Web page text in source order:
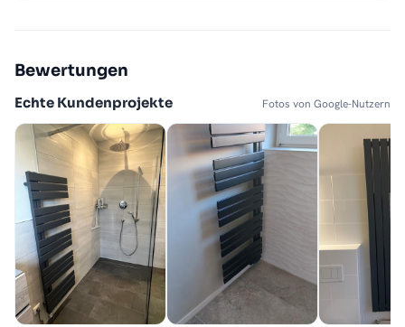
Bewertungen
Echte Kundenprojekte Fotos von Google-Nutzern